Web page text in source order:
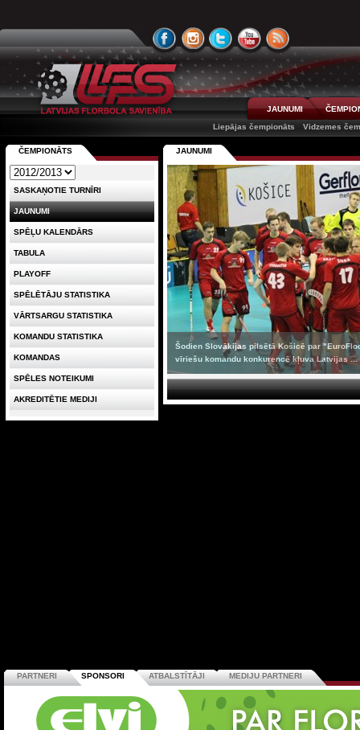
JAUNUMI
Liepājas čempionāts
Vidzemes
JAUNUMI
Šodien Slovākijas pilsētā Košicē par
vīriešu komandu konkurencē kļuva Latvijas ...
ČEMPIONĀTS
SASKAŅOTIE TURNĪRI
JAUNUMI
SPĒĻU KALENDĀRS
TABULA
PLAYOFF
SPĒLĒTĀJU STATISTIKA
VĀRTSARGU STATISTIKA
KOMANDU STATISTIKA
KOMANDAS
SPĒLES NOTEIKUMI
AKREDITĒTIE MEDIJI
PARTNERI SPONSORI ATBALSTĪTĀJI MEDIJU PARTNERI